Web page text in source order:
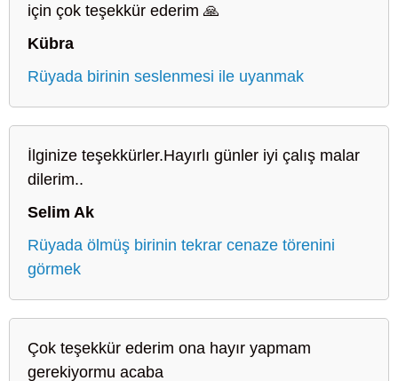
için çok teşekkür ederim 🙏
Kübra
Rüyada birinin seslenmesi ile uyanmak
İlginize teşekkürler.Hayırlı günler iyi çalış malar
dilerim..
Selim Ak
Rüyada ölmüş birinin tekrar cenaze törenini
görmek
Çok teşekkür ederim ona hayır yapmam
gerekiyormu acaba